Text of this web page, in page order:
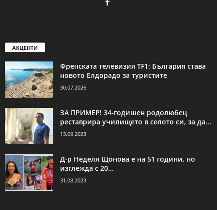
АКЦЕНТИ
Френската телевизия TF1: България става
новото Елдорадо за туристите
30.07.2026
ЗА ПРИМЕР! 34-годишен родолюбец
реставрира училището в селото си, за да...
13.09.2023
Д-р Неделя Щонова е на 51 години, но
изглежда с 20...
31.08.2023